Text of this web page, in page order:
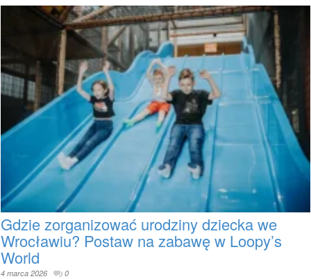
Gdzie zorganizować urodziny dziecka we
Wrocławiu? Postaw na zabawę w Loopy’s
World
4 marca 2026 0